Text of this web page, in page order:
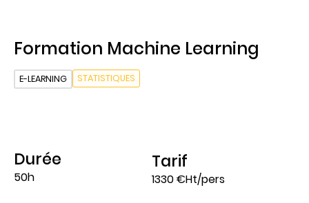
Formation Machine Learning
E-LEARNING STATISTIQUES
Durée
50h
Tarif
1330 €Ht/pers